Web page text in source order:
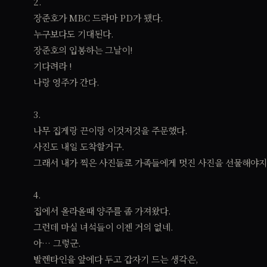
장준호가 MBC 드라마 PD가 됐다.
누구보다도 기대된다.
장준호의 입봉하는 그날이!
기다려라 !
나랑 영주가 간다.
3.
나무 집게랑 끈이랑 이것저것을 주문했다.
사진도 내일 도착할거구.
그래서 내가 찍은 사진들로 가족들에게 멋진 사진을 선물해야
4.
집에서 올라올때 양주를 좀 가져왔다.
그런데 마실 녀석들이 이젠 거의 없네.
아… 그렇군.
발렌타인을 앞에다 두고 갑자기 드는 생각은,